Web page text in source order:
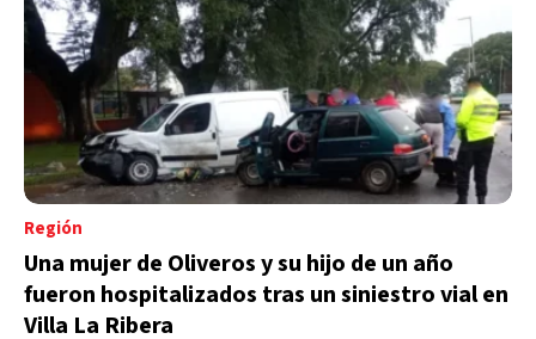
Región
Una mujer de Oliveros y su hijo de un año
fueron hospitalizados tras un siniestro vial en
Villa La Ribera